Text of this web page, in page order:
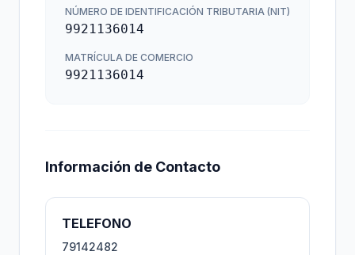
NÚMERO DE IDENTIFICACIÓN TRIBUTARIA (NIT)
9921136014
MATRÍCULA DE COMERCIO
9921136014
Información de Contacto
TELEFONO
79142482